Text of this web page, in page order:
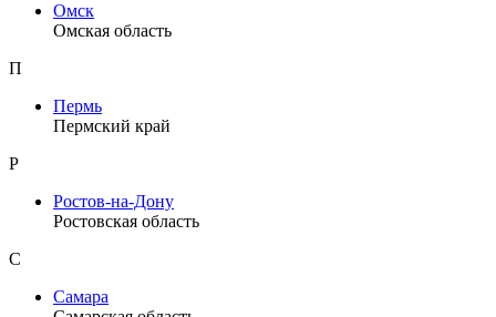
Омск
Омская область
П
Пермь
Пермский край
Р
Ростов-на-Дону
Ростовская область
С
Самара